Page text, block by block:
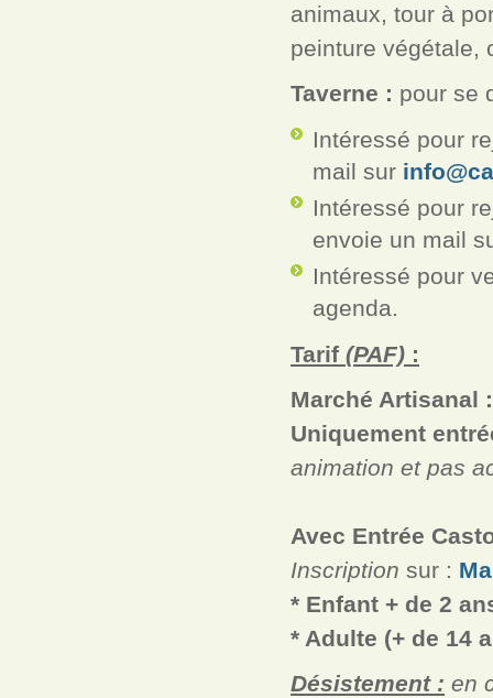
animaux, tour à
peinture végétale,
Taverne : pour se
Intéressé pour
mail sur
Intéressé pour
envoie un mail
Intéressé pour
agenda.
Tarif (PAF) :
Marché Artisanal
Uniquement
animation et pas
Avec Entrée
Inscription sur :
* Enfant + de 2
* Adulte (+ de 14
Désistement : en